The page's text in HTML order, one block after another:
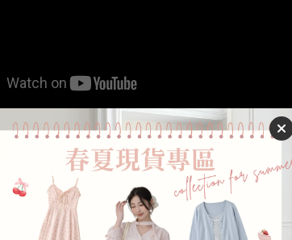
又被軟軟甜甜的透膚上衣種草啦...！
隨便搭個小背心、Bra Top
你就是浪漫小公舉
還可以搭配各種細肩洋裝
微透若隱若現的很美~
不相信你們可以忍住不收